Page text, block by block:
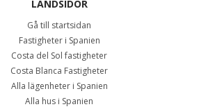
LANDSIDOR
Gå till startsidan
Fastigheter i Spanien
Costa del Sol fastigheter
Costa Blanca Fastigheter
Alla lägenheter i Spanien
Alla hus i Spanien